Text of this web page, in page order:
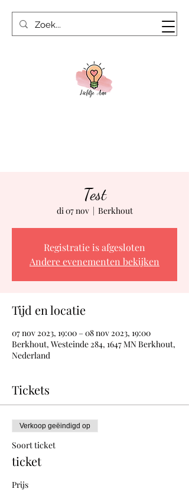
Test
di 07 nov
  |
Berkhout
Registratie is afgesloten
Andere evenementen bekijken
Tijd en locatie
07 nov 2023, 19:00 – 08 nov 2023, 19:00
Berkhout, Westeinde 284, 1647 MN Berkhout,
Nederland
Tickets
Verkoop geëindigd op
Soort ticket
ticket
Prijs